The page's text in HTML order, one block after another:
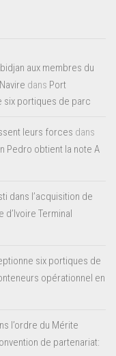
aux membres du
dans Port
six portiques de parc
leurs forces dans
Pedro obtient la note A
dans l’acquisition de
d’Ivoire Terminal
six portiques de
opérationnel en
l’ordre du Mérite
de partenariat: